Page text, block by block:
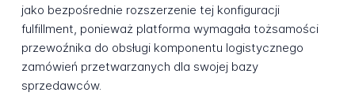
jako bezpośrednie rozszerzenie tej konfiguracji
fulfillment, ponieważ platforma wymagała tożsamości
przewoźnika do obsługi komponentu logistycznego
zamówień przetwarzanych dla swojej bazy
sprzedawców.